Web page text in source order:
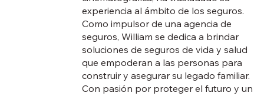
experiencia al ámbito de los seguros.
Como impulsor de una agencia de
seguros, William se dedica a brindar
soluciones de seguros de vida y salud
que empoderan a las personas para
construir y asegurar su legado familiar.
Con pasión por proteger el futuro y un